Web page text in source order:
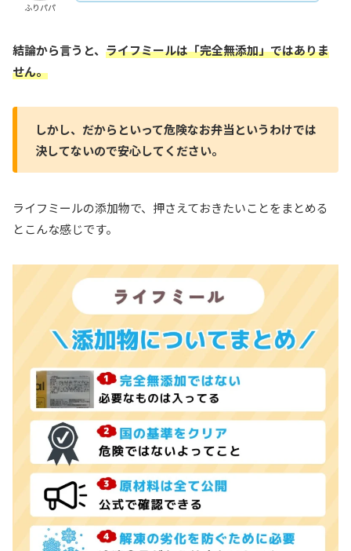
ふりパパ
結論から言うと、 ライフミールは「完全無添加」ではありま
せん。
しかし、だからといって危険なお弁当というわけでは
決してないので安心してください。
ライフミールの添加物で、押さえておきたいことをまとめる
とこんな感じです。